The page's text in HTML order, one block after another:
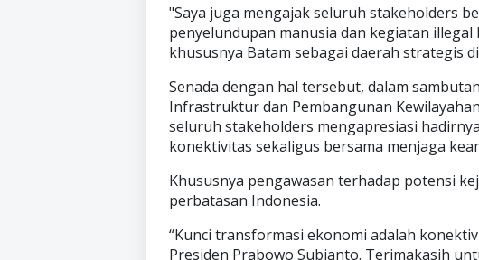
"Saya juga mengajak seluruh stakeholders
penyelundupan manusia dan kegiatan
khususnya Batam sebagai daerah strategis
Senada dengan hal tersebut, dalam
Infrastruktur dan Pembangunan
seluruh stakeholders mengapresiasi
konektivitas sekaligus bersama menjaga
Khususnya pengawasan terhadap potensi
perbatasan Indonesia.
“Kunci transformasi ekonomi adalah
Presiden Prabowo Subianto. Terimakasih